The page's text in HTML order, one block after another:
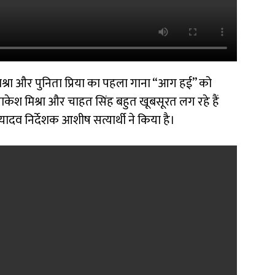
और पुनिता प्रिया का पहला गाना “आग हई” को
मिश्रा और चाहत सिंह बहुत खूबसूरत लग रहे हैं
निर्देशक आशीष सत्यार्थी ने किया है।